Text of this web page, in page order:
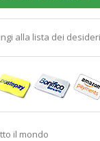
alla lista dei desideri
il mondo